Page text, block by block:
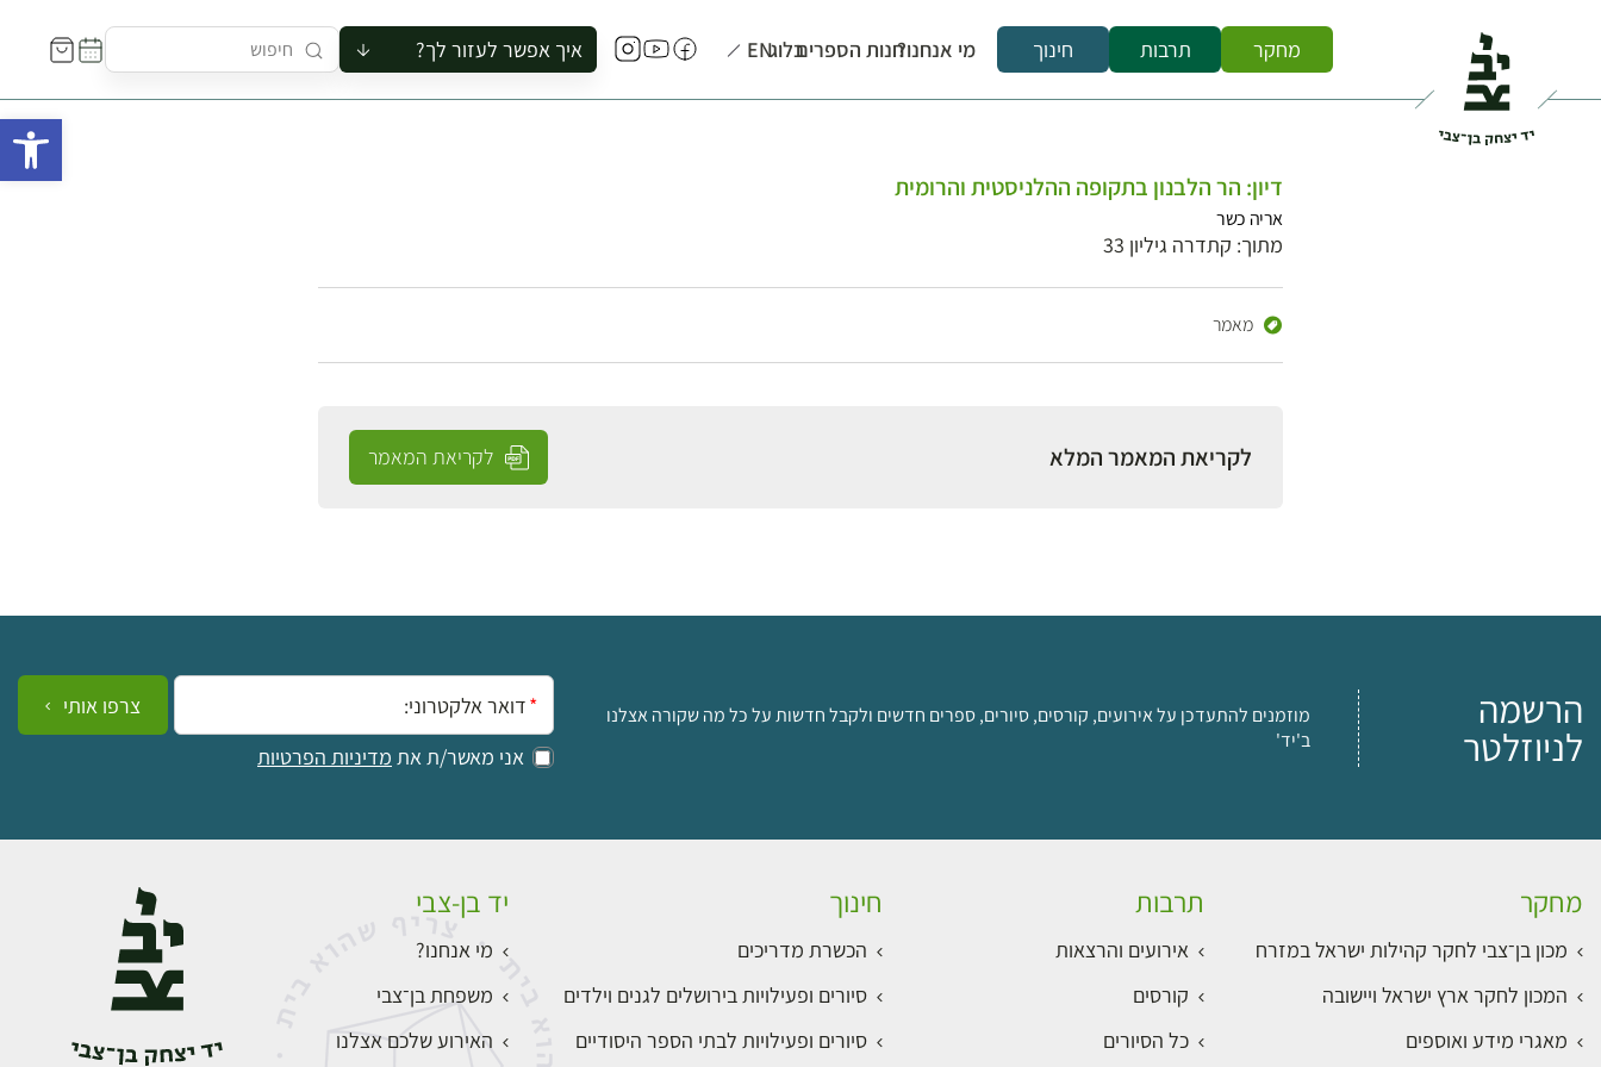
מחקר תרבות חינוך מי אנחנו?חנות הספריםבלוגEN איך אפשר לעזור לך?
להזמין סיור לקבוצה
דיון: הר הלבנון בתקופה ההלניסטית והרומית
אריה כשר
מתוך: קתדרה גיליון 33
מאמר
לקריאת המאמר המלא לקריאת המאמר
הרשמה
לניוזלטר
מוזמנים להתעדכן על אירועים, קורסים, סיורים, ספרים חדשים ולקבל חדשות על כל מה שקורה אצלנו
ב'יד'
אימייל:
אני מאשר/ת את מדיניות הפרטיות
צרפו אותי
מחקר
מכון בן־צבי לחקר קהילות ישראל במזרח
המכון לחקר ארץ ישראל ויישובה
מאגרי מידע ואוספים
תרבות
אירועים והרצאות
קורסים
כל הסיורים
חינוך
הכשרת מדריכים
סיורים ופעילויות בירושלים לגנים וילדים
סיורים ופעילויות לבתי הספר היסודיים
יד בן-צבי
מי אנחנו?
משפחת בן־צבי
האירוע שלכם אצלנו